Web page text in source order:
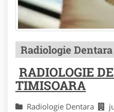
Radiologie
RADIOLOGIE
TIMISOARA
Radiologie Dentara